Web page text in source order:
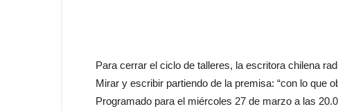
Para cerrar el ciclo de talleres, la escritora chilena
Mirar y escribir partiendo de la premisa: “con lo que
Programado para el miércoles 27 de marzo a las